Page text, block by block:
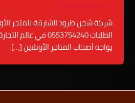
admin/ 9 مايو، 2026
شركة شحن طرود الشارقة للمتجر
الطلبات 0553754240 في
يواجه أصحاب المتاجر الأونلاين […]